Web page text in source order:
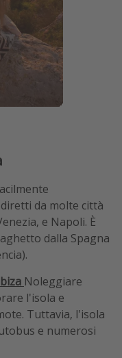
da molte città
e Napoli. È
dalla Spagna
Noleggiare
l'isola e
Tuttavia, l'isola
e numerosi